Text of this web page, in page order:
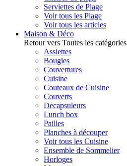
Serviettes de Plage
Voir tous les Plage
Voir tous les articles
Maison & Déco
Retour vers Toutes les catégories
Assiettes
Bougies
Couvertures
Cuisine
Couteaux de Cuisine
Couverts
Decapsuleurs
Lunch box
Pailles
Planches à découper
Voir tous les Cuisine
Ensemble de Sommelier
Horloges